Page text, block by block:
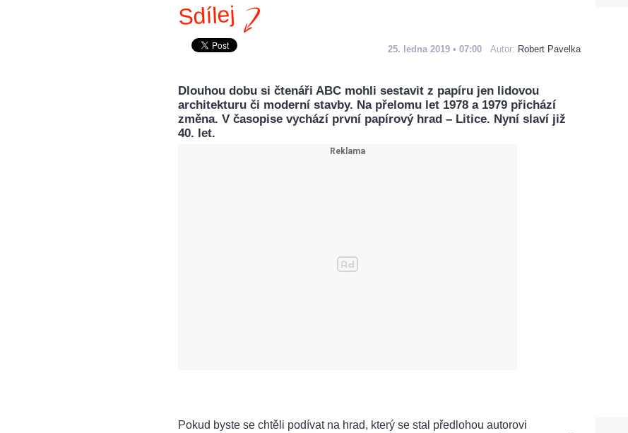
Sdílej
25. ledna 2019 • 07:00 Autor: Robert Pavelka
Dlouhou dobu si čtenáři ABC mohli sestavit z papíru jen lidovou
architekturu či moderní stavby. Na přelomu let 1978 a 1979 přichází
změna. V časopise vychází první papírový hrad – Litice. Nyní slaví již
40. let.
Pokud byste se chtěli podívat na hrad, který se stal předlohou autorovi